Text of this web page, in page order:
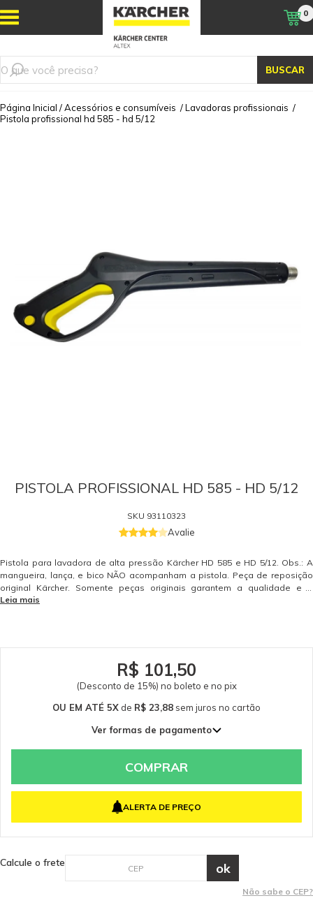
BUSCAR
0
Página Inicial /Acessórios e consumíveis /Lavadoras profissionais /
Pistola profissional hd 585 - hd 5/12
PISTOLA PROFISSIONAL HD 585 - HD 5/12
SKU 93110323
Avalie
Pistola para lavadora de alta pressão Kärcher HD 585 e HD 5/12. Obs.: A
mangueira, lança, e bico NÃO acompanham a pistola. Peça de reposição
original Kärcher. Somente peças originais garantem a qualidade e a
segurança do equipamento e do operador. Caso tenha dúvidas consulte-
Leia mais
R$ 101,50
(Desconto de 15%) no boleto e no pix
OU EM ATÉ 5X de R$ 23,88 sem juros no cartão
Ver formas de pagamento
2x de R$ 59,70 sem juros
5x de R$ 23,88 sem juros
COMPRAR
ALERTA DE PREÇO
Calcule o frete
Não sabe o CEP?